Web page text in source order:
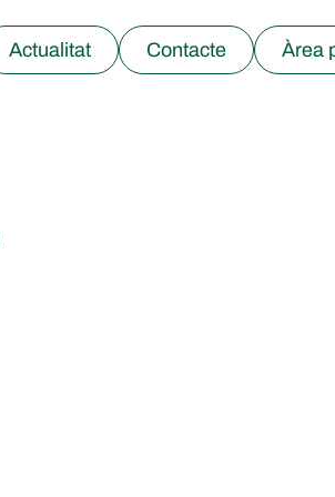
Actualitat Contacte Àrea